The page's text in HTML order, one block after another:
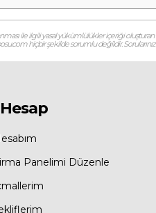
ile ilgili yasal yükümlülükler içeriği oluşturan
hiçbir şekilde sorumlu değildir.
Hesap
Panelimi Düzenle